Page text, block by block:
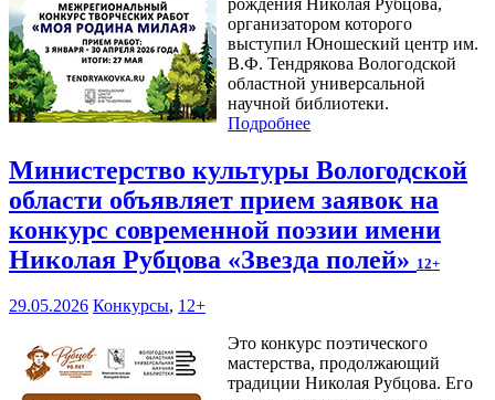
организатором которого
выступил Юношеский центр им.
В.Ф. Тендрякова Вологодской
областной универсальной
научной библиотеки.
Подробнее
Министерство культуры Вологодской
области объявляет прием заявок на
конкурс современной поэзии имени
Николая Рубцова «Звезда полей» 12+
29.05.2026 Конкурсы, 12+
Это конкурс поэтического
мастерства, продолжающий
традиции Николая Рубцова. Его